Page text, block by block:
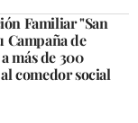
Familiar "San
Campaña de
más de 300
comedor social